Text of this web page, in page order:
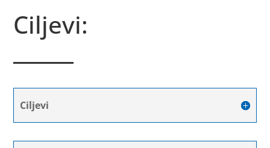
Ciljevi:
Ciljevi